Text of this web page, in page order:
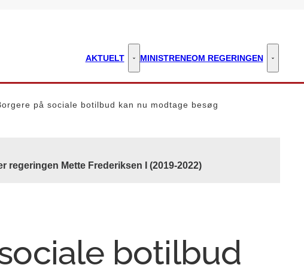
AKTUELT Aktuelt - Flere links
MINISTRENEOM REGERINGEN Om
på sociale botilbud kan nu modtage besøg
regeringen Mette Frederiksen I (2019-2022)
botilbud